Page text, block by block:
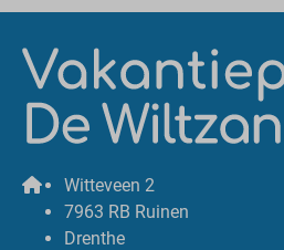
Witteveen 2
7963 RB Ruinen
Drenthe